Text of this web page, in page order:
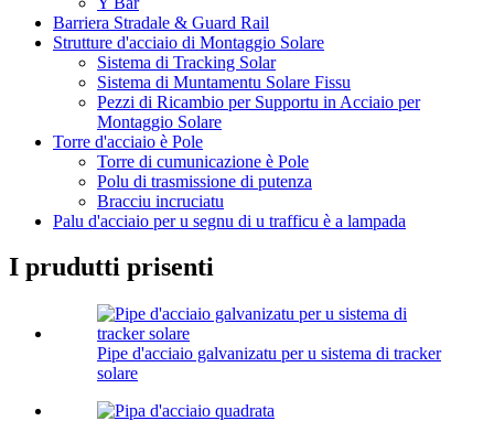
Barriera Stradale & Guard Rail
Strutture d'acciaio di Montaggio Solare
Sistema di Tracking Solar
Sistema di Muntamentu Solare Fissu
Pezzi di Ricambio per Supportu in Acciaio per
Montaggio Solare
Torre d'acciaio è Pole
Torre di cumunicazione è Pole
Polu di trasmissione di putenza
Bracciu incruciatu
Palu d'acciaio per u segnu di u trafficu è a lampada
I prudutti prisenti
Pipe d'acciaio galvanizatu per u sistema di tracker
solare